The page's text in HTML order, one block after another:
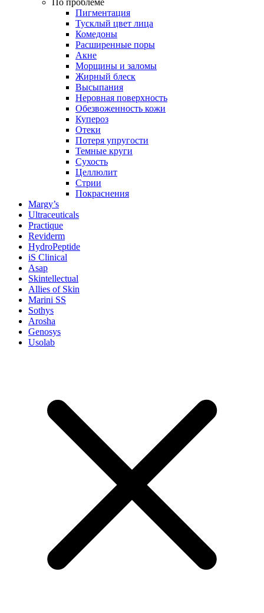
По проблеме
Пигментация
Тусклый цвет лица
Комедоны
Расширенные поры
Акне
Морщины и заломы
Жирный блеск
Высыпания
Неровная поверхность
Обезвоженность кожи
Купероз
Отеки
Потеря упругости
Темные круги
Сухость
Целлюлит
Стрии
Покраснения
Margy’s
Ultraceuticals
Practique
Reviderm
HydroPeptide
iS Clinical
Asap
Skintellectual
Allies of Skin
Marini SS
Sothys
Arosha
Genosys
Usolab